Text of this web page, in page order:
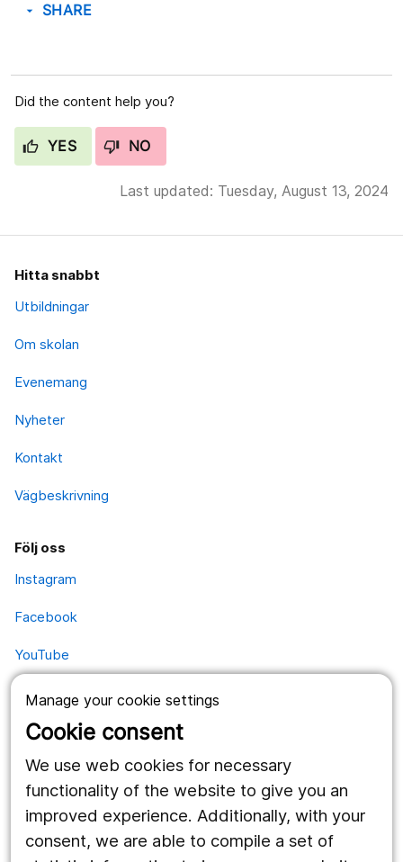
Manage your cookie settings
Cookie consent
We use web cookies for necessary
functionality of the website to give you an
improved experience. Additionally, with your
consent, we are able to compile a set of
arrow_drop_down SHARE
Did the content help you?
YES NO
Last updated: Tuesday, August 13, 2024
Hitta snabbt
Utbildningar
Om skolan
Evenemang
Nyheter
Kontakt
Vägbeskrivning
Följ oss
Instagram
Facebook
YouTube
Kontakt
Postadress
Kävesta folkhögskola
Kävesta 180
697 94 Sköllersta